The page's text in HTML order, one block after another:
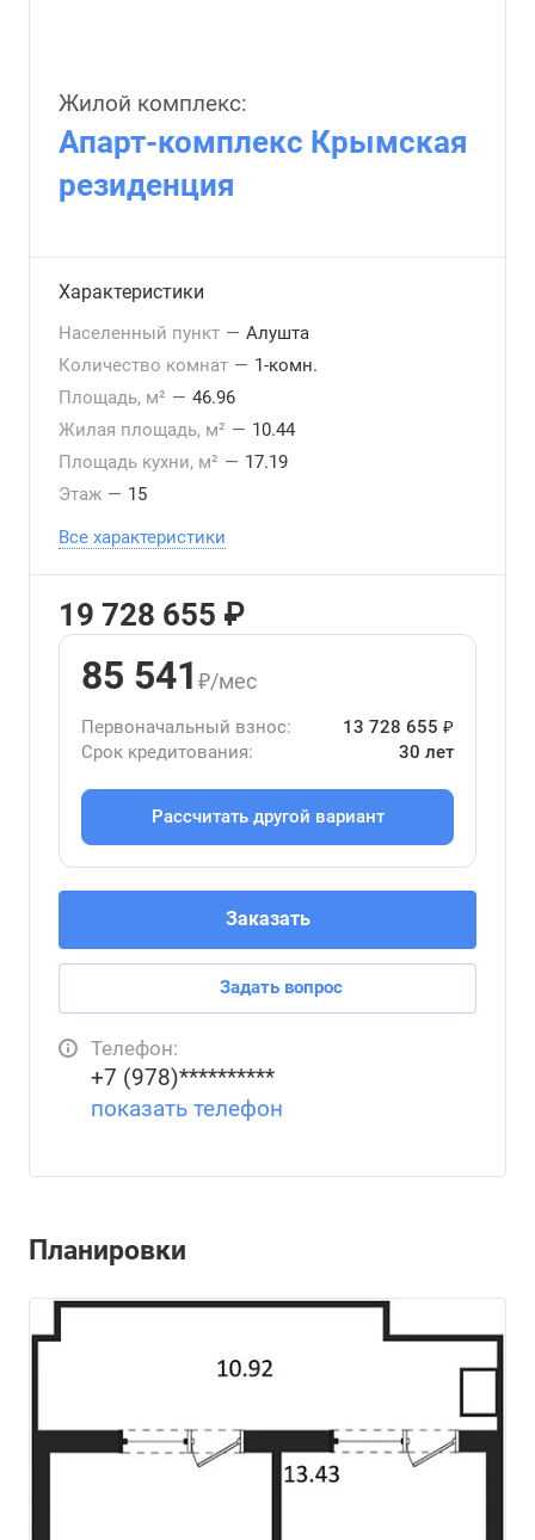
Жилой комплекс:
Апарт-комплекс Крымская
резиденция
Характеристики
Населенный пункт — Алушта
Количество комнат — 1-комн.
Площадь, м² — 46.96
Жилая площадь, м² — 10.44
Площадь кухни, м² — 17.19
Этаж — 15
Все характеристики
19 728 655 ₽
85 541 ₽/мес
Первоначальный взнос:
13 728 655 ₽
Срок кредитования:
30 лет
Рассчитать другой вариант
Заказать
Задать вопрос
Телефон:
+7 (978)**********
показать телефон
Планировки